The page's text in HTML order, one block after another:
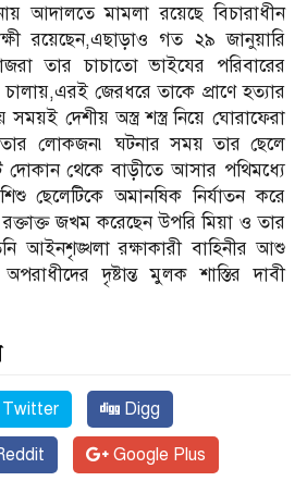
আদালতে মামলা রয়েছে বিচারাধীন
রয়েছেন,এছাড়াও গত ২৯ জানুয়ারি
তার চাচাতো ভাইযের পরিবারের
জেরধরে তাকে প্রাণে হত্যার
সময়ই দেশীয় অস্ত্র শস্ত্র নিয়ে ঘোরাফেরা
লোকজন৷ ঘটনার সময় তার ছেলে
দোকান থেকে বাড়ীতে আসার পথিমধ্যে
ছেলেটিকে অমানষিক নির্যাতন করে
রক্তাক্ত জখম করেছেন উপরি মিয়া ও তার
আইনশৃঙ্খলা রক্ষাকারী বাহিনীর আশু
দৃষ্টান্ত মুলক শাস্তির দাবী
Twitter Digg
Google Plus